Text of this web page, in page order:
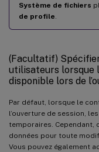
Système de fichiers
de profile
(Facultatif)
utilisateurs lorsque
disponible lors de
Par défaut, lorsque le
l’ouverture de session,
temporaires. Cependant,
données pour toute
Vous pouvez également